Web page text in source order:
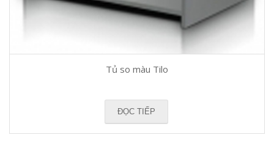
Tủ so màu Tilo
ĐỌC TIẾP